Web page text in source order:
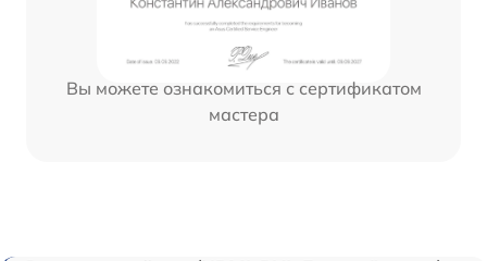
Вы можете ознакомиться с сертификатом
мастера